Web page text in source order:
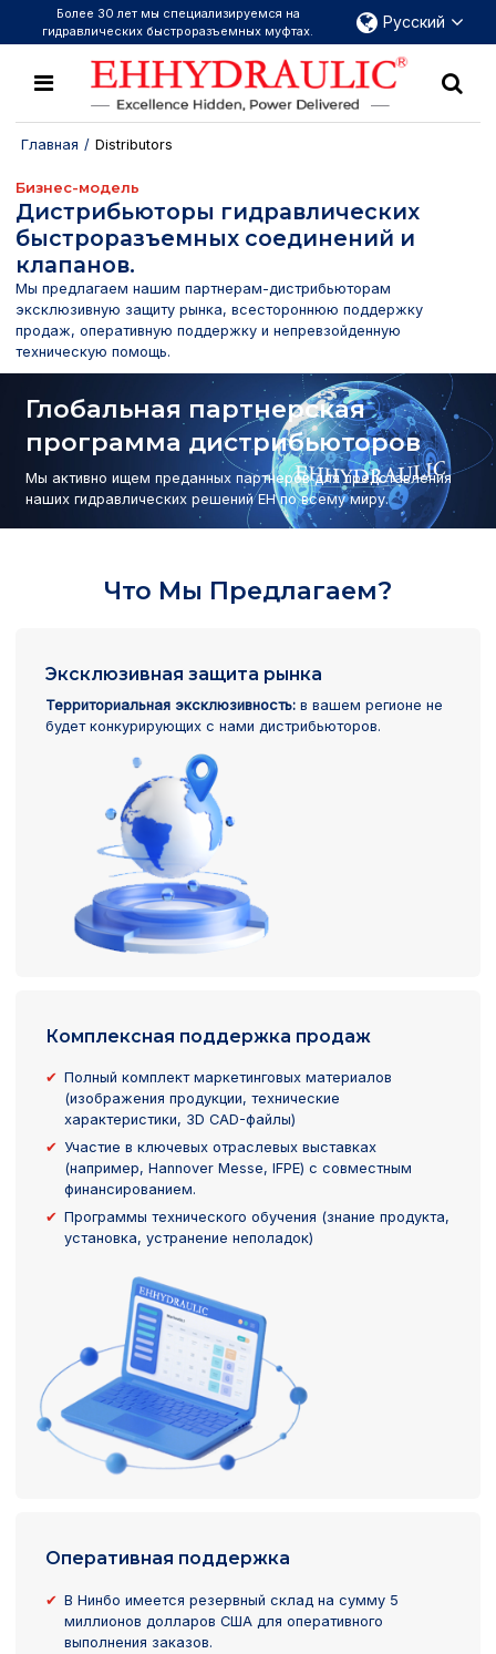
Более 30 лет мы специализируемся на
гидравлических быстроразъемных муфтах.
Русский
Главная / Distributors
Бизнес-модель
Дистрибьюторы гидравлических
быстроразъемных соединений и
клапанов.
Мы предлагаем нашим партнерам-дистрибьюторам
эксклюзивную защиту рынка, всестороннюю поддержку
продаж, оперативную поддержку и непревзойденную
техническую помощь.
Глобальная партнерская
программа дистрибьюторов
Мы активно ищем преданных партнеров для представления
наших гидравлических решений EH по всему миру.
Что Мы Предлагаем?
Эксклюзивная защита рынка
Территориальная эксклюзивность: в вашем регионе не
будет конкурирующих с нами дистрибьюторов.
Комплексная поддержка продаж
Полный комплект маркетинговых материалов
(изображения продукции, технические
характеристики, 3D CAD-файлы)
Участие в ключевых отраслевых выставках
(например, Hannover Messe, IFPE) с совместным
финансированием.
Программы технического обучения (знание продукта,
установка, устранение неполадок)
Оперативная поддержка
В Нинбо имеется резервный склад на сумму 5
миллионов долларов США для оперативного
выполнения заказов.